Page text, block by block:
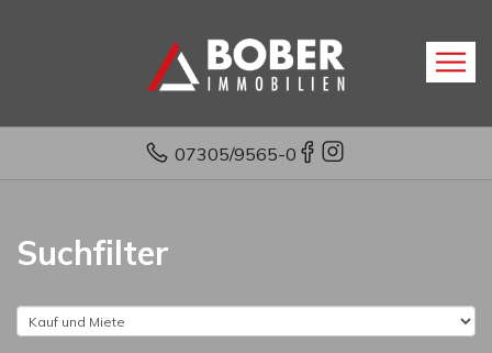
07305/9565-0
Suchfilter